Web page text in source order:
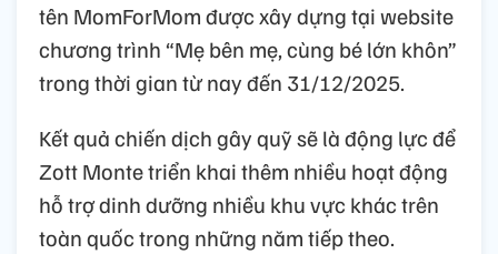
tên MomForMom được xây dựng tại website
chương trình “Mẹ bên mẹ, cùng bé lớn khôn”
trong thời gian từ nay đến 31/12/2025.
Kết quả chiến dịch gây quỹ sẽ là động lực để
Zott Monte triển khai thêm nhiều hoạt động
hỗ trợ dinh dưỡng nhiều khu vực khác trên
toàn quốc trong những năm tiếp theo.